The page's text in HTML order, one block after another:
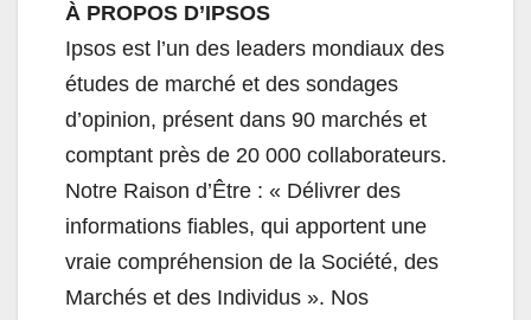
À PROPOS D’IPSOS
Ipsos est l’un des leaders mondiaux des
études de marché et des sondages
d’opinion, présent dans 90 marchés et
comptant près de 20 000 collaborateurs.
Notre Raison d’Être : « Délivrer des
informations fiables, qui apportent une
vraie compréhension de la Société, des
Marchés et des Individus ». Nos